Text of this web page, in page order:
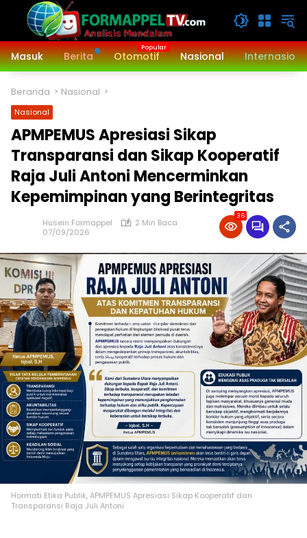
Langsung
konten
Masuk
Berita Otomotif Nasional
Beranda Nasional
Nasional
APMPEMUS Apresiasi Sikap
Transparansi dan Sikap Kooperatif
Raja Juli Antoni Mencerminkan
Kepemimpinan yang Berintegritas
Husein Formappel
2 Min Baca
07/09/2026
36
Hormati Etika Publik, APMPEMUS Apresiasi Sikap Kooperatif dan
Transparansi Raja Juli Antoni